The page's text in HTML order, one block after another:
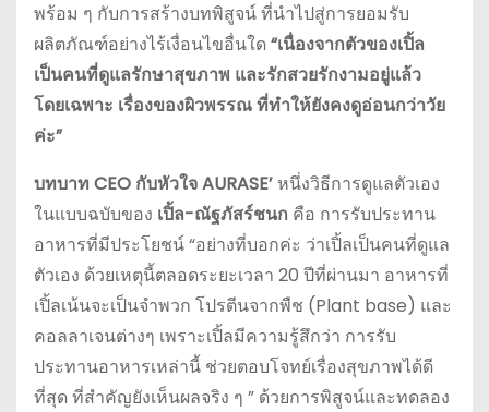
พร้อม ๆ กับการสร้างบทพิสูจน์ ที่นำไปสู่การยอมรับ
ผลิตภัณฑ์อย่างไร้เงื่อนไขอื่นใด “เนื่องจากตัวของเปิ้ล
เป็นคนที่ดูแลรักษาสุขภาพ และรักสวยรักงามอยู่แล้ว
โดยเฉพาะ เรื่องของผิวพรรณ ที่ทำให้ยังคงดูอ่อนกว่าวัย
ค่ะ”
บทบาท CEO กับหัวใจ AURASE’ หนึ่งวิธีการดูแลตัวเอง
ในแบบฉบับของ เปิ้ล-ณัฐภัสร์ชนก คือ การรับประทาน
อาหารที่มีประโยชน์ “อย่างที่บอกค่ะ ว่าเปิ้ลเป็นคนที่ดูแล
ตัวเอง ด้วยเหตุนี้ตลอดระยะเวลา 20 ปีที่ผ่านมา อาหารที่
เปิ้ลเน้นจะเป็นจำพวก โปรตีนจากพืช (Plant base) และ
คอลลาเจนต่างๆ เพราะเปิ้ลมีความรู้สึกว่า การรับ
ประทานอาหารเหล่านี้ ช่วยตอบโจทย์เรื่องสุขภาพได้ดี
ที่สุด ที่สำคัญยังเห็นผลจริง ๆ ” ด้วยการพิสูจน์และทดลอง